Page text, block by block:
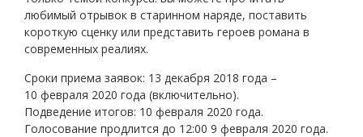
любимый отрывок в старинном наряде, поставить
короткую сценку или представить героев романа в
современных реалиях.
Сроки приема заявок: 13 декабря 2018 года –
10 февраля 2020 года (включительно).
Подведение итогов: 10 февраля 2020 года.
Голосование продлится до 12:00 9 февраля 2020 года.